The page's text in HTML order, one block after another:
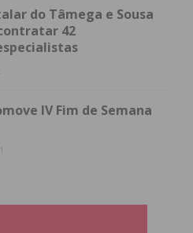
do Tâmega e Sousa
42
IV Fim de Semana